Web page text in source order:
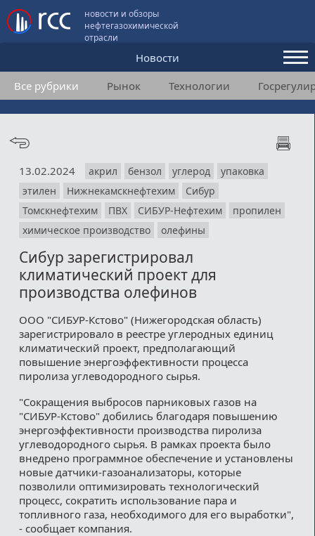
новости и обзоры
нефтегазохимической
отрасли
Новости
Аналитика и мнения
Конференции
Подписка
Пользовательское соглашение
Медиакит
Контакты
Все рубрики Рынок Технологии
13.02.2024 акрил бензол углерод
упаковка
этилен
Нижнекамскнефтехим
Сибур
Томскнефтехим
ПВХ СИБУР-Нефтехим
пропилен
химическое производство
олефины
Сибур зарегистрировал
климатический проект для
производства олефинов
ООО "СИБУР-Кстово" (Нижегородская область)
зарегистрировало в реестре углеродных единиц
климатический проект, предполагающий
повышение энергоэффективности процесса
пиролиза углеводородного сырья.
"Сокращения выбросов парниковых газов на
"СИБУР-Кстово" добились благодаря повышению
энергоэффективности производства пиролиза
углеводородного сырья. В рамках проекта было
внедрено программное обеспечение и установлены
новые датчики-газоанализаторы, которые
позволили оптимизировать технологический
процесс, сократить использование пара и
топливного газа, необходимого для его выработки",
- сообщает компания.